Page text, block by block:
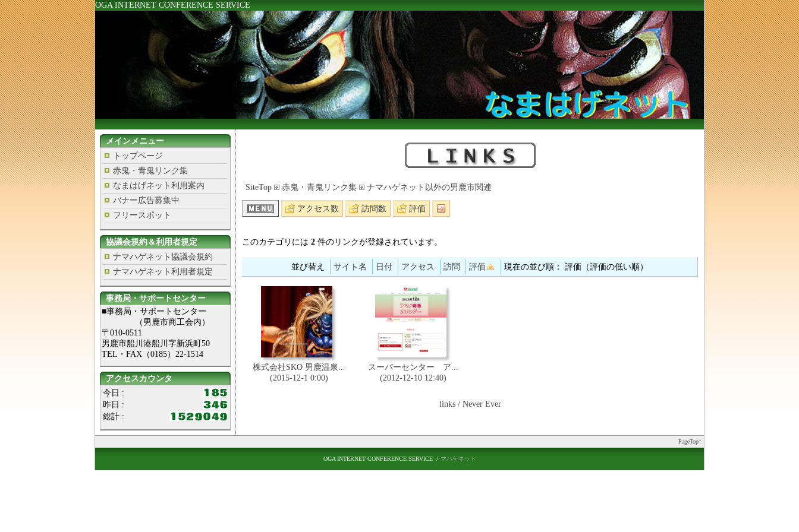
OGA INTERNET CONFERENCE SERVICE
メインメニュー
トップページ
赤鬼・青鬼リンク集
なまはげネット利用案内
バナー広告募集中
フリースポット
協議会規約＆利用者規定
ナマハゲネット協議会規約
ナマハゲネット利用者規定
事務局・サポートセンター
■事務局・サポートセンター
（男鹿市商工会内）
〒010-0511
男鹿市船川港船川字新浜町50
TEL・FAX（0185）22-1514
アクセスカウンタ
今日 :
昨日 :
総計 :
SiteTop 赤鬼・青鬼リンク集 ナマハゲネット以外の男鹿市関連
アクセス数 訪問数 評価
このカテゴリには 2 件のリンクが登録されています。
並び替え サイト名 日付 アクセス 訪問 評価 現在の並び順： 評価（評価の低い順）
株式会社SKO 男鹿温泉...
(2015-12-1 0:00)
スーパーセンター ア...
(2012-12-10 12:40)
links / Never Ever
PageTop↑
OGA INTERNET CONFERENCE SERVICE ナマハゲネット